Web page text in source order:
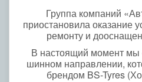
Группа компаний
приостановила оказание
ремонту и
В настоящий момент мы
шинном направлении,
брендом BS-Tyres